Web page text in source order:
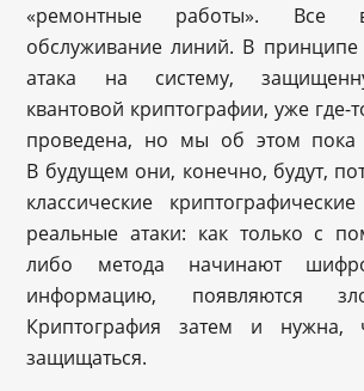
«ремонтные работы». Все
обслуживание линий. В
атака на систему,
квантовой криптографии, уже где-
проведена, но мы об этом пока
В будущем они, конечно, будут,
классические
реальные атаки: как только с
либо метода начинают
информацию, появляются
Криптография затем и
защищаться.